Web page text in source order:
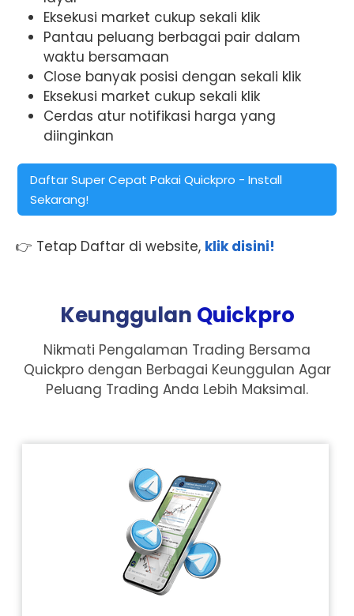
Eksekusi market cukup sekali klik
Pantau peluang berbagai pair dalam
waktu bersamaan
Close banyak posisi dengan sekali klik
Eksekusi market cukup sekali klik
Cerdas atur notifikasi harga yang
diinginkan
Daftar Super Cepat Pakai Quickpro - Install
Sekarang!
👉 Tetap Daftar di website, klik disini!
Keunggulan Quickpro
Nikmati Pengalaman Trading Bersama
Quickpro dengan Berbagai Keunggulan Agar
Peluang Trading Anda Lebih Maksimal.